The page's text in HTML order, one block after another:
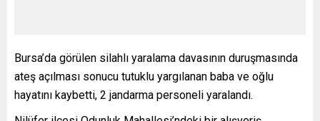
Bursa’da görülen silahlı yaralama davasının duruşmasında
ateş açılması sonucu tutuklu yargılanan baba ve oğlu
hayatını kaybetti, 2 jandarma personeli yaralandı.